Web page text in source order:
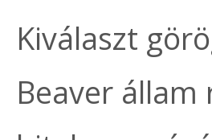
Kiválaszt
Beaver